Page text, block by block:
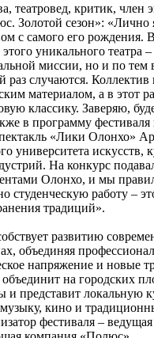
театровед, критик, член
Золотой сезон»: «Лично
с самого его рождения.
уникального театра
миссии, но и по тем
раз случаются. Коллектив
материалом, а в этот
классику. Заверяю,
в программу фестиваля
«Лики Олонхо»
университета искусств,
На конкурс
Олонхо, и мы
студенческую работу –
традиций».
развитию
объединяя
напряжение и новые
объединит на городских
и представит локальную
кино и
фестиваля –